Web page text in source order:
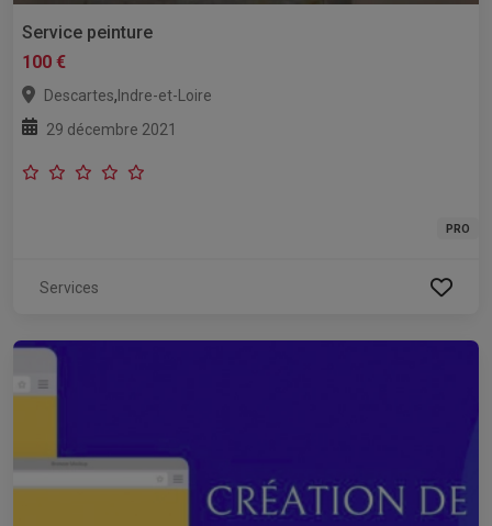
Service peinture
100 €
Descartes, Indre-et-Loire
29 décembre 2021
PRO
Services